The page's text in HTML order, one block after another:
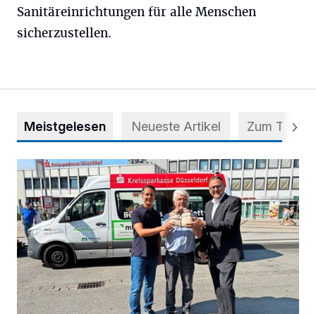
Sanitäreinrichtungen für alle Menschen
sicherzustellen.
Meistgelesen Neueste Artikel Zum Thema
Starthilfe für den BürgerBus